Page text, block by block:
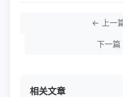
← 上一
下一
相关文章